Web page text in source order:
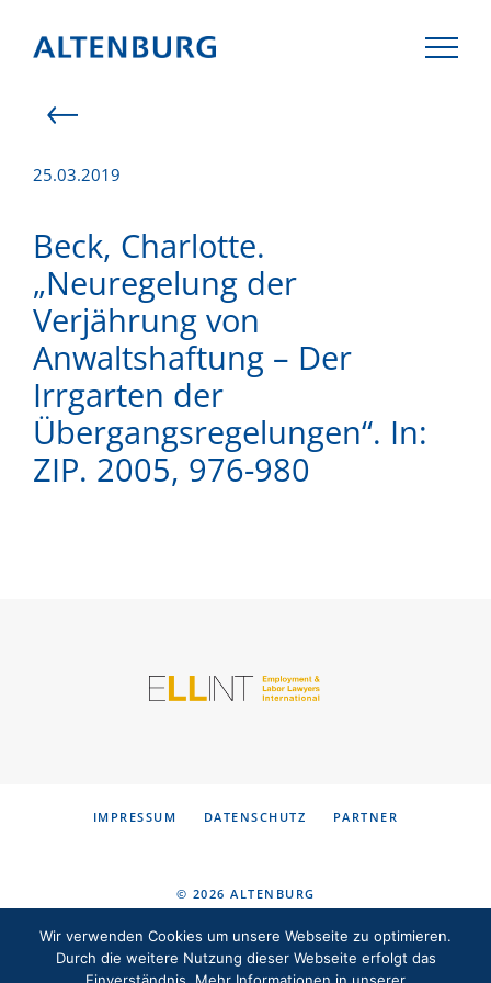
TEAM
KOMPETENZEN
AKTUELLES
KARRIERE
25.03.2019
Beck, Charlotte.
„Neuregelung der
Verjährung von
Anwaltshaftung – Der
Irrgarten der
Übergangsregelungen“. In:
ZIP. 2005, 976-980
IMPRESSUM DATENSCHUTZ PARTNER
© 2026 ALTENBURG
Wir verwenden Cookies um unsere Webseite zu optimieren.
Durch die weitere Nutzung dieser Webseite erfolgt das